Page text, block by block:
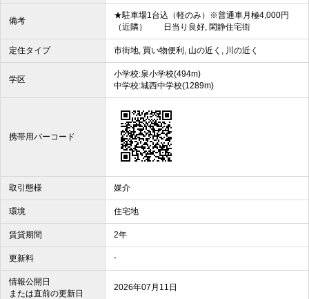
備考
★駐車場1台込（軽のみ）※普通車月極4,000円
（近隣） 日当り良好, 閑静住宅街
定住タイプ 市街地, 買い物便利, 山の近く, 川の近く
学区
小学校:泉小学校(494m)
中学校:城西中学校(1289m)
携帯用バーコード
取引態様 媒介
環境 住宅地
賃貸期間 2年
更新料 -
情報公開日
または直前の更新日
2026年07月11日